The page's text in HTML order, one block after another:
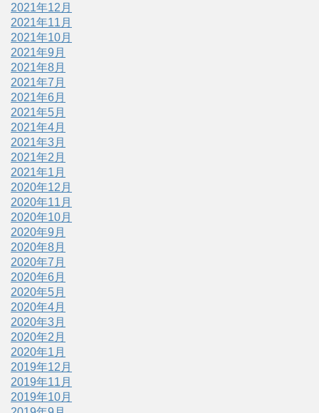
2021年12月
2021年11月
2021年10月
2021年9月
2021年8月
2021年7月
2021年6月
2021年5月
2021年4月
2021年3月
2021年2月
2021年1月
2020年12月
2020年11月
2020年10月
2020年9月
2020年8月
2020年7月
2020年6月
2020年5月
2020年4月
2020年3月
2020年2月
2020年1月
2019年12月
2019年11月
2019年10月